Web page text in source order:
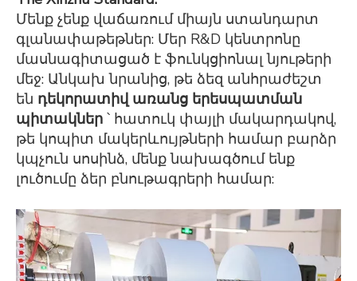
Մենք չենք վաճառում միայն ստանդարտ
գլանափաթեթներ: Մեր R&D կենտրոնը
մասնագիտացած է ֆունկցիոնալ նյութերի
մեջ: Անկախ նրանից, թե ձեզ անհրաժեշտ
են դեկորատիվ առանց երեսպատման
պիտակներ ՝ հատուկ փայլի մակարդակով,
թե կոպիտ մակերևույթների համար բարձր
կպչուն սոսինձ, մենք նախագծում ենք
լուծումը ձեր բնութագրերի համար: